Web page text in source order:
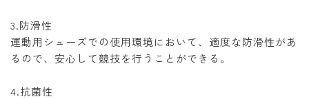
3.防滑性
運動用シューズでの使用環境において、適度な防滑性があ
るので、安心して競技を行うことができる。
4.抗菌性